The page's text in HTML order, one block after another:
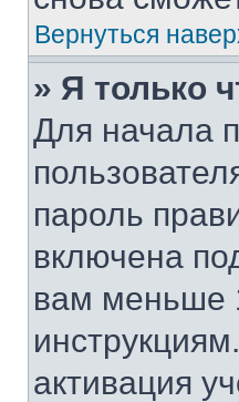
Вернуться
» Я только
Для начала
пароль
включена
вам меньше
активация